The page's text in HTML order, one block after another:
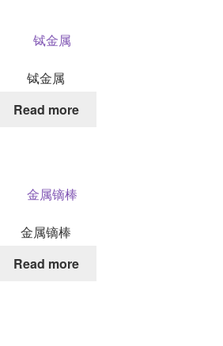
铽金属
Read more
金属镝棒
Read more